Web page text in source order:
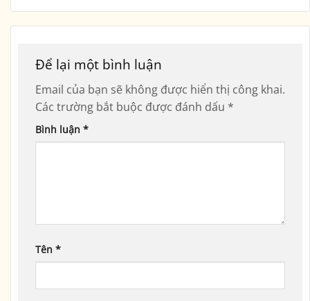
Để lại một bình luận
Email của bạn sẽ không được hiển thị công khai.
Các trường bắt buộc được đánh dấu *
Bình luận *
Tên *